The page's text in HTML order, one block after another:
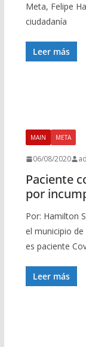
Meta, Felipe
ciudadanía
Leer más
MAIN META
06/08/2020
Paciente
por
Por: Hamilton
el municipio
es paciente
Leer más